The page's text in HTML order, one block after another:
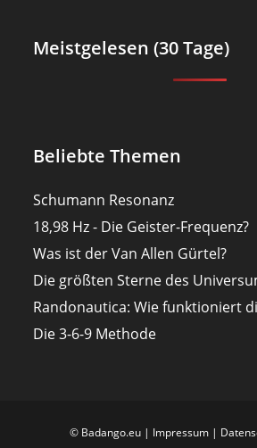
Meistgelesen (30 Tage)
Beliebte Themen
Schumann Resonanz
18,98 Hz - Die Geister-Frequenz?
Was ist der Van Allen Gürtel?
Die größten Sterne des
Randonautica: Wie funktioniert
Die 3-6-9 Methode
© Badango.eu | Impressum|